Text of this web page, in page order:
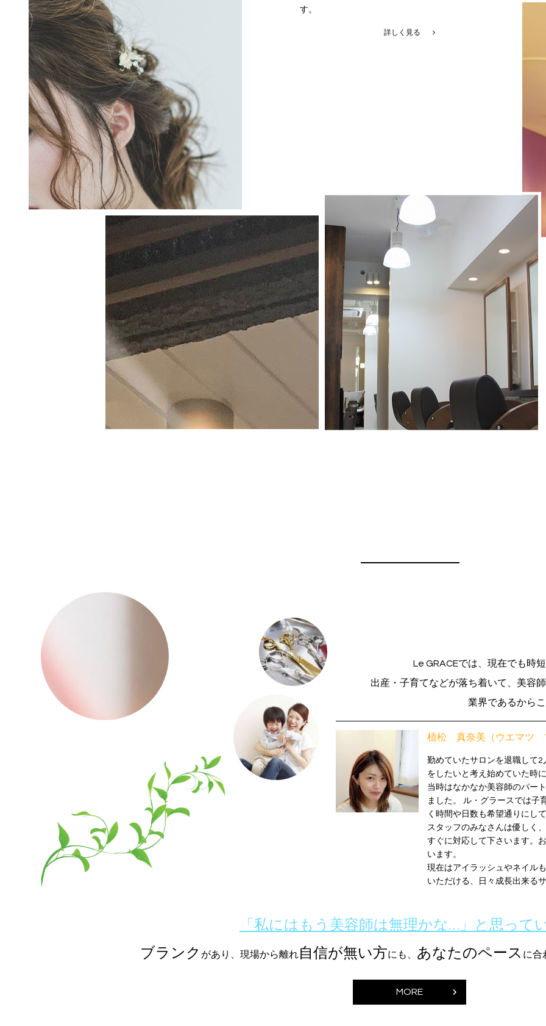
す。
詳しく見る
Le GRACEでは、現在でも時
出産・子育てなどが落ち着いて、美容
業界であるから
植松 真奈美（ウエマツ
勤めていたサロンを退職して
をしたいと考え始めていた時
当時はなかなか美容師のパー
ました。 ル・グラースでは子
く時間や日数も希望通りにし
スタッフのみなさんは優しく
すぐに対応して下さいます。
います。
現在はアイラッシュやネイル
いただける、日々成長出来る
「私にはもう美容師は無理かな…」と思って
ブランク があり、現場から離れ自信が無い方にも、 あなたのペース に合
MORE